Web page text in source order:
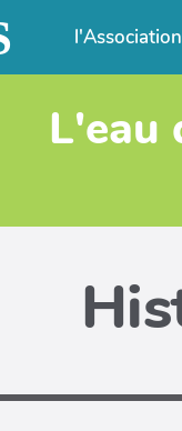
l'Association
L'eau